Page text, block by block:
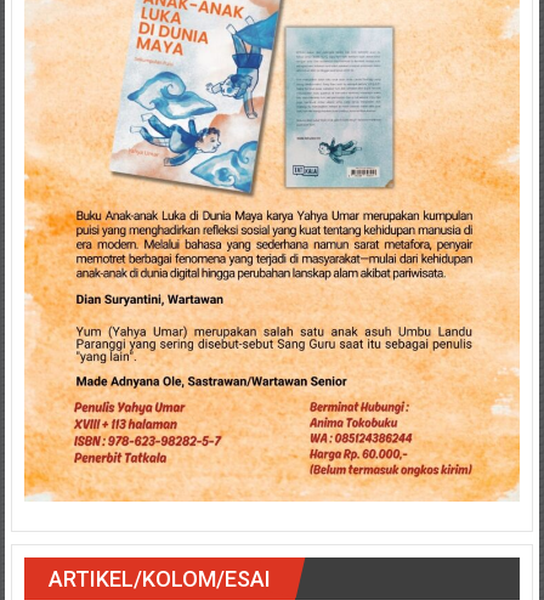
ARTIKEL/KOLOM/ESAI